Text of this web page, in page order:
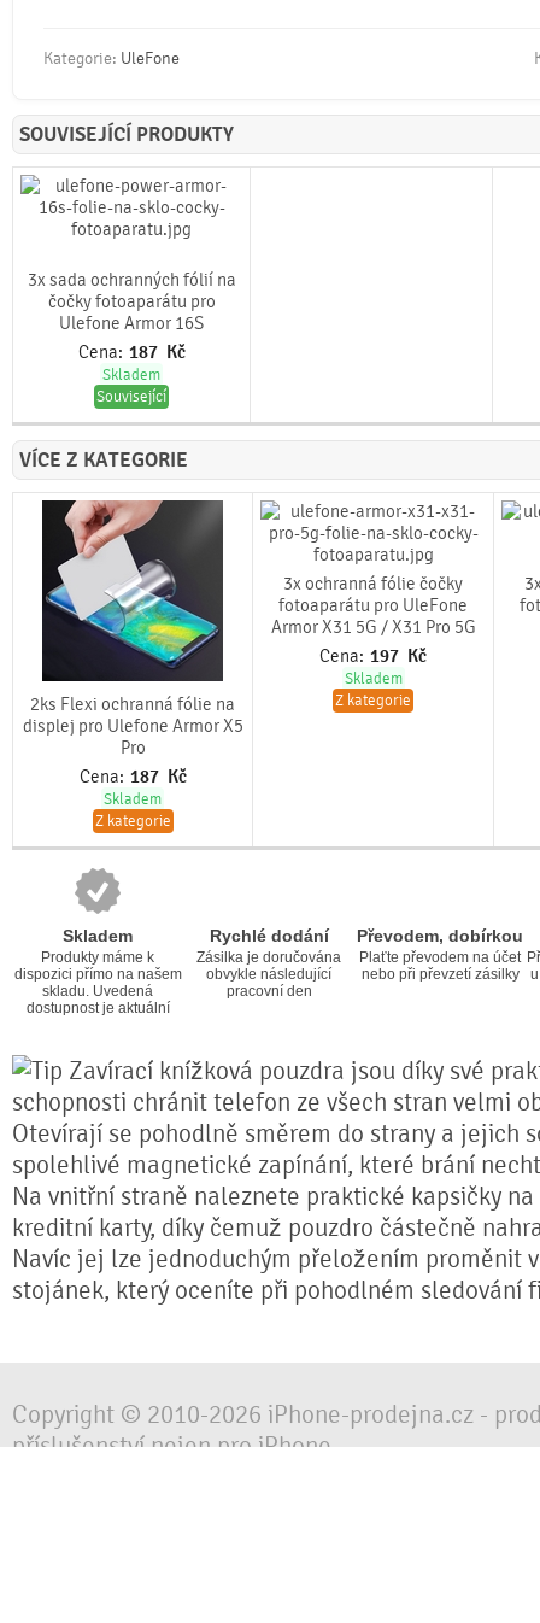
Kategorie: UleFone
SOUVISEJÍCÍ PRODUKTY
3x sada ochranných fólií na
čočky fotoaparátu pro
Ulefone Armor 16S
Cena: 187 Kč
Skladem
Související
VÍCE Z KATEGORIE
2ks Flexi ochranná fólie na
displej pro Ulefone Armor X5
Pro
Cena: 187 Kč
Skladem
Z kategorie
3x ochranná fólie čočky
fotoaparátu pro UleFone
Armor X31 5G / X31 Pro 5G
Cena: 197 Kč
Skladem
Z kategorie
Skladem
Produkty máme k
dispozici přímo na našem
skladu. Uvedená
dostupnost je aktuální
Rychlé dodání
Zásilka je doručována
obvykle následující
pracovní den
Převodem, dobírkou
Plaťte převodem na účet
nebo při převzetí zásilky
Zavírací knížková pouzdra jsou díky své
schopnosti chránit telefon ze všech stran velmi
Otevírají se pohodlně směrem do strany a jejich
spolehlivé magnetické zapínání, které brání
Na vnitřní straně naleznete praktické kapsičky na
kreditní karty, díky čemuž pouzdro částečně
Navíc jej lze jednoduchým přeložením proměnit
stojánek, který oceníte při pohodlném sledování
Copyright © 2010-2026 iPhone-prodejna.cz -
příslušenství nejen pro iPhone